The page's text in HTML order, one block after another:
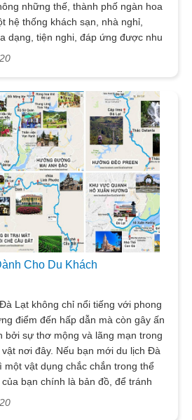
những thế, thành phố ngàn hoa
hệ thống khách sạn, nhà nghỉ,
dạng, tiện nghi, đáp ứng được nhu
du lịch Đà Lạt mỗi năm. Nếu
nơi lưu trú tiện nghi mà giá cả lại
Travel khám phá điểm lưu trú
đây nhé!
Cho Du Khách
Lạt không chỉ nổi tiếng với phong
điểm đến hấp dẫn mà còn gây ấn
bởi sự thơ mộng và lãng mạn trong
nơi đây. Nếu bạn mới du lịch Đà
một vật dụng chắc chắn trong thể
bạn chính là bản đồ, để tránh
gây mất nhiều thời gian trong